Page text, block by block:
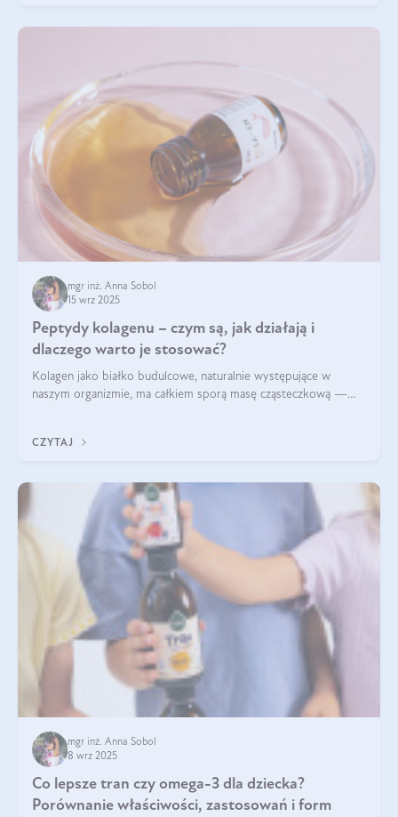
mgr inż. Anna Sobol
15 wrz 2025
Peptydy kolagenu – czym są, jak działają i
dlaczego warto je stosować?
Kolagen jako białko budulcowe, naturalnie występujące w
naszym organizmie, ma całkiem sporą masę cząsteczkową —
bardziej biodostępny
CZYTAJ
mgr inż. Anna Sobol
8 wrz 2025
Co lepsze tran czy omega-3 dla dziecka?
Porównanie właściwości, zastosowań i form